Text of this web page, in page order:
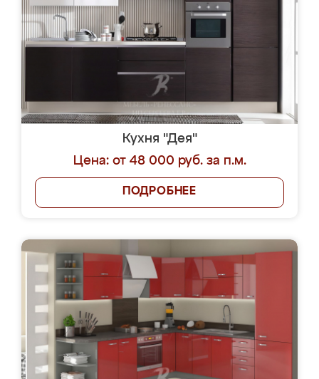
Кухня "Дея"
Цена: от 48 000 руб. за п.м.
ПОДРОБНЕЕ